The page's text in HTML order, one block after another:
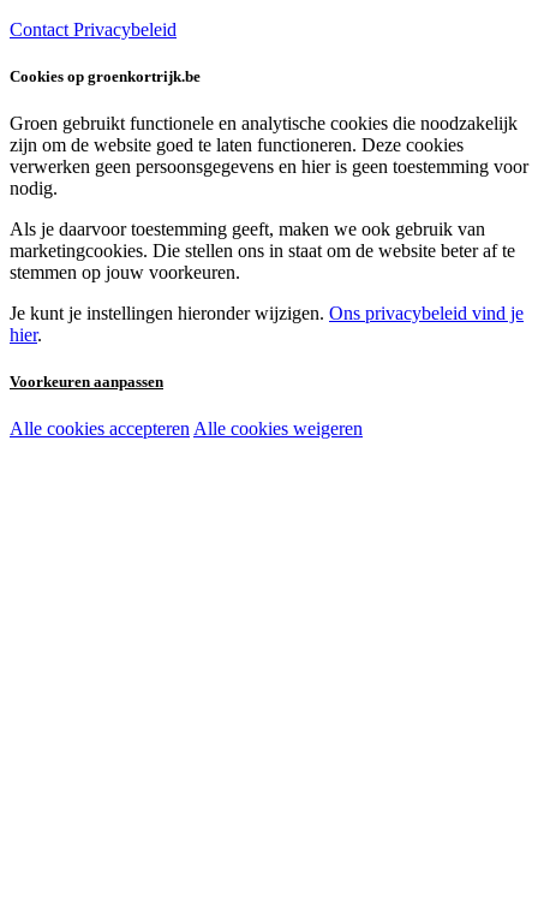
Contact Privacybeleid
Cookies op groenkortrijk.be
Groen gebruikt functionele en analytische cookies die noodzakelijk
zijn om de website goed te laten functioneren. Deze cookies
verwerken geen persoonsgegevens en hier is geen toestemming voor
nodig.
Als je daarvoor toestemming geeft, maken we ook gebruik van
marketingcookies. Die stellen ons in staat om de website beter af te
stemmen op jouw voorkeuren.
Je kunt je instellingen hieronder wijzigen. Ons privacybeleid vind je
hier.
Voorkeuren aanpassen
Noodzakelijke cookies:
Alle cookies accepteren Alle cookies weigeren